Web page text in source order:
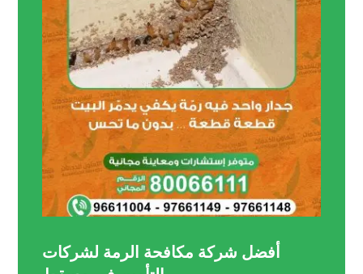
أفضل شركة مكافحة الرمة لشركات